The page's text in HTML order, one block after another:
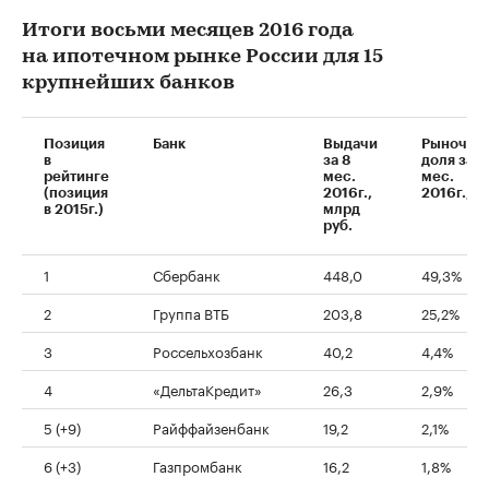
Итоги восьми месяцев 2016 года
на ипотечном рынке России для 15
крупнейших банков
Позиция
в
рейтинге
(позиция
в 2015г.)
Банк
Выдачи
за 8
мес.
2016г.,
млрд
руб.
доля за 8
мес.
2016г., %
1 Сбербанк 448,0
49,3%
2
Группа ВТБ 203,8
25,2%
3
Россельхозбанк 40,2
4,4%
4
«ДельтаКредит» 26,3
2,9%
5 (+9)
Райффайзенбанк 19,2
2,1%
6 (+3)
Газпромбанк 16,2
1,8%